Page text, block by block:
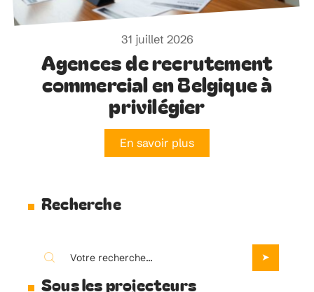
31 juillet 2026
Agences de recrutement
commercial en Belgique à
privilégier
En savoir plus
Recherche
Sous les projecteurs